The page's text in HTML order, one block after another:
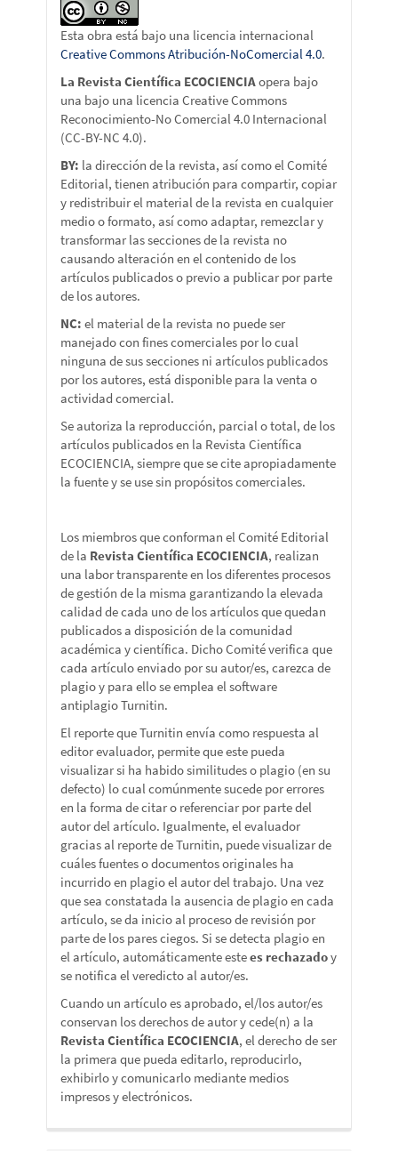
Esta obra está bajo una licencia internacional
Creative Commons Atribución-NoComercial 4.0.
La Revista Científica ECOCIENCIAopera bajo
una bajo una licencia Creative Commons
Reconocimiento-No Comercial 4.0 Internacional
(CC-BY-NC 4.0).
BY: la dirección de la revista, así como el Comité
Editorial, tienen atribución para compartir, copiar
y redistribuir el material de la revista en cualquier
medio o formato, así como adaptar, remezclar y
transformar las secciones de la revista no
causando alteración en el contenido de los
artículos publicados o previo a publicar por parte
de los autores.
NC: el material de la revista no puede ser
manejado con fines comerciales por lo cual
ninguna de sus secciones ni artículos publicados
por los autores, está disponible para la venta o
actividad comercial.
Se autoriza la reproducción, parcial o total, de los
artículos publicados en la Revista Científica
ECOCIENCIA, siempre que se cite apropiadamente
la fuente y se use sin propósitos comerciales.
Los miembros que conforman el Comité Editorial
de la Revista Científica ECOCIENCIA, realizan
una labor transparente en los diferentes procesos
de gestión de la misma garantizando la elevada
calidad de cada uno de los artículos que quedan
publicados a disposición de la comunidad
académica y científica. Dicho Comité verifica que
cada artículo enviado por su autor/es, carezca de
plagio y para ello se emplea el software
antiplagio Turnitin.
El reporte que Turnitin envía como respuesta al
editor evaluador, permite que este pueda
visualizar si ha habido similitudes o plagio (en su
defecto) lo cual comúnmente sucede por errores
en la forma de citar o referenciar por parte del
autor del artículo. Igualmente, el evaluador
gracias al reporte de Turnitin, puede visualizar de
cuáles fuentes o documentos originales ha
incurrido en plagio el autor del trabajo. Una vez
que sea constatada la ausencia de plagio en cada
artículo, se da inicio al proceso de revisión por
parte de los pares ciegos. Si se detecta plagio en
el artículo, automáticamente estees rechazadoy
se notifica el veredicto al autor/es.
Cuando un artículo es aprobado, el/los autor/es
conservan los derechos de autor y cede(n) a la
Revista Científica ECOCIENCIA, el derecho de ser
la primera que pueda editarlo, reproducirlo,
exhibirlo y comunicarlo mediante medios
impresos y electrónicos.